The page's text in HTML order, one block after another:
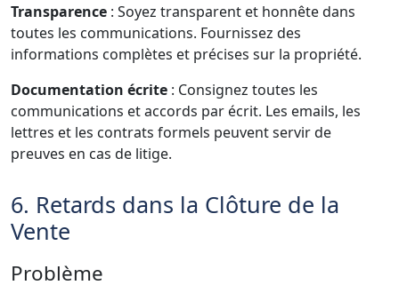
Transparence : Soyez transparent et honnête dans
toutes les communications. Fournissez des
informations complètes et précises sur la propriété.
Documentation écrite : Consignez toutes les
communications et accords par écrit. Les emails, les
lettres et les contrats formels peuvent servir de
preuves en cas de litige.
6. Retards dans la Clôture de la
Vente
Problème